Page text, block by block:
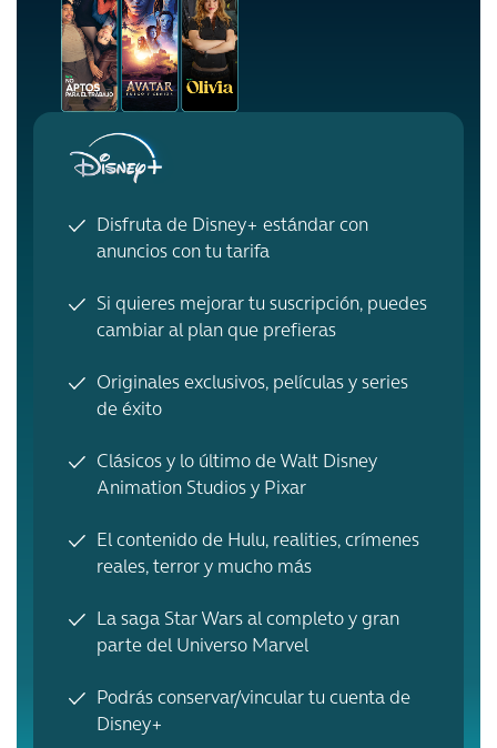
Disfruta de Disney+ estándar con
anuncios con tu tarifa
Si quieres mejorar tu suscripción, puedes
cambiar al plan que prefieras
Originales exclusivos, películas y series
de éxito
Clásicos y lo último de Walt Disney
Animation Studios y Pixar
El contenido de Hulu, realities, crímenes
reales, terror y mucho más
La saga Star Wars al completo y gran
parte del Universo Marvel
Podrás conservar/vincular tu cuenta de
Disney+